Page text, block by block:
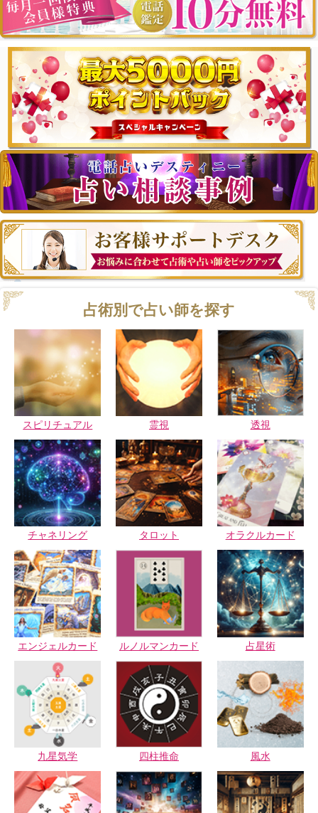
占術別で占い師を探す
スピリチュアル 霊視 透視
チャネリング タロット オラクルカード
エンジェルカード ルノルマンカード 占星術
九星気学 四柱推命 風水